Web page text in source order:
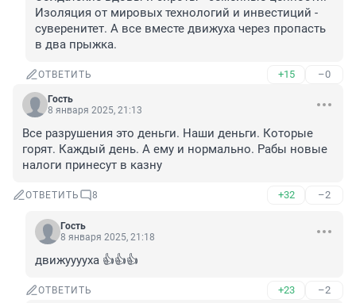
Изоляция от мировых технологий и инвестиций -
суверенитет. А все вместе движуха через пропасть
в два прыжка.
ОТВЕТИТЬ +15 –0
Гость
8 января 2025, 21:13
Все разрушения это деньги. Наши деньги. Которые
горят. Каждый день. А ему и нормально. Рабы новые
налоги принесут в казну
ОТВЕТИТЬ 8 +32 –2
Гость
8 января 2025, 21:18
движууууха 👍👍👍
ОТВЕТИТЬ +23 –2